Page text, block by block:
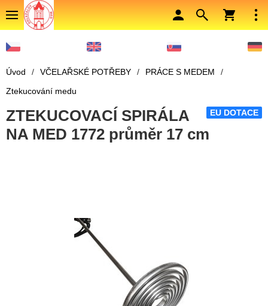
Úvod / VČELAŘSKÉ POTŘEBY / PRÁCE S MEDEM
/
Ztekucování medu
EU DOTACE
ZTEKUCOVACÍ SPIRÁLA
NA MED 1772 průměr 17 cm